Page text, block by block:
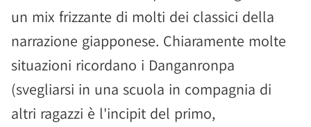
un mix frizzante di molti dei classici della
narrazione giapponese. Chiaramente molte
situazioni ricordano i Danganronpa
(svegliarsi in una scuola in compagnia di
altri ragazzi è l'incipit del primo,